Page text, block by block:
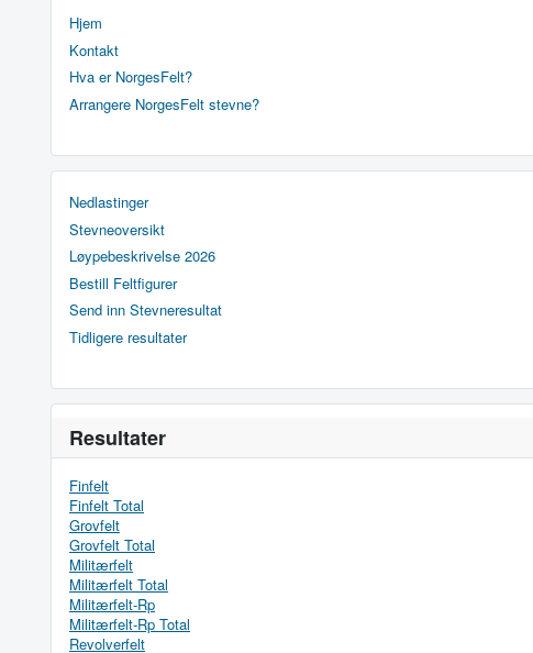
Hjem
Kontakt
Hva er NorgesFelt?
Arrangere NorgesFelt stevne?
Nedlastinger
Stevneoversikt
Løypebeskrivelse 2026
Bestill Feltfigurer
Send inn Stevneresultat
Tidligere resultater
Resultater
Finfelt
Finfelt Total
Grovfelt
Grovfelt Total
Militærfelt
Militærfelt Total
Militærfelt-Rp
Militærfelt-Rp Total
Revolverfelt